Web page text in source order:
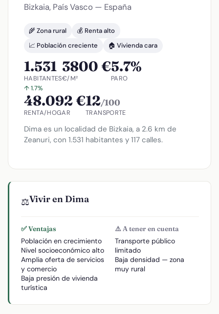
Bizkaia, País Vasco — España
🌾 Zona rural
💰 Renta alto
📈 Población creciente
🏠 Vivienda cara
1.531
HABITANTES
↑ 1.7%
3800 €
€/M²
5.7%
PARO
48.092 €
RENTA/HOGAR
12/100
TRANSPORTE
Dima es un localidad de Bizkaia, a 2.6 km de
Zeanuri, con 1.531 habitantes y 117 calles.
⚖️Vivir en Dima
✅ Ventajas
Población en crecimiento
Nivel socioeconómico alto
Amplia oferta de servicios
y comercio
Baja presión de vivienda
turística
⚠️ A tener en cuenta
Transporte público
limitado
Baja densidad — zona
muy rural